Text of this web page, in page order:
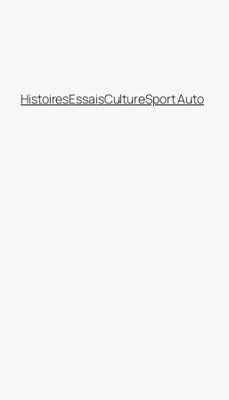
HistoiresEssaisCultureSport Auto